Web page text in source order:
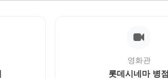
영화관
롯데시네마 병점